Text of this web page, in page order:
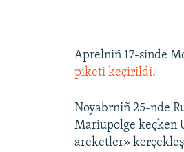
Aprelniñ 17-sinde
piketi keçirildi.
Noyabrniñ 25-nde
Mariupolge keçken
areketler»